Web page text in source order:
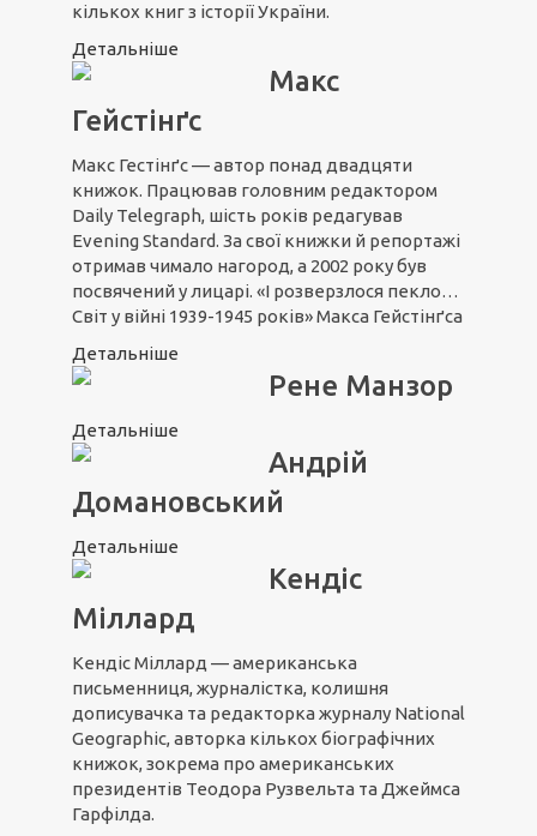
кількох книг з історії України.
Детальніше
Макс
Гейстінґс
Макс Гестінґс — автор понад двадцяти
книжок. Працював головним редактором
Daily Telegraph, шість років редагував
Evening Standard. За свої книжки й репортажі
отримав чимало нагород, а 2002 року був
посвячений у лицарі. «І розверзлося пекло…
Світ у війні 1939-1945 років» Макса Гейстінґса
Детальніше
Рене Манзор
Детальніше
Андрій
Домановський
Детальніше
Кендіс
Міллард
Кендіс Міллард — американська
письменниця, журналістка, колишня
дописувачка та редакторка журналу National
Geographic, авторка кількох біографічних
книжок, зокрема про американських
президентів Теодора Рузвельта та Джеймса
Гарфілда.